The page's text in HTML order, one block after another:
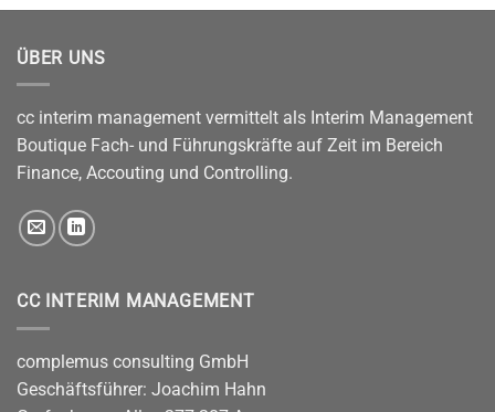
ÜBER UNS
cc interim management vermittelt als Interim Management
Boutique Fach- und Führungskräfte auf Zeit im Bereich
Finance, Accouting und Controlling.
CC INTERIM MANAGEMENT
complemus consulting GmbH
Geschäftsführer: Joachim Hahn